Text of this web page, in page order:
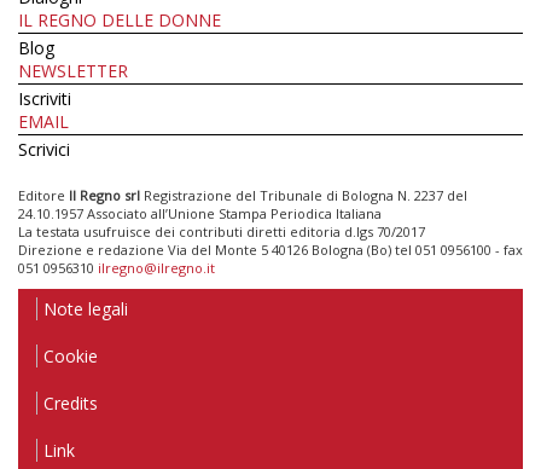
IL REGNO DELLE DONNE
Blog
NEWSLETTER
Iscriviti
EMAIL
Scrivici
Editore Il Regno srl Registrazione del Tribunale di Bologna N. 2237 del
24.10.1957 Associato all’Unione Stampa Periodica Italiana
La testata usufruisce dei contributi diretti editoria d.lgs 70/2017
Direzione e redazione Via del Monte 5 40126 Bologna (Bo) tel 051 0956100 - fax
051 0956310 ilregno@ilregno.it
Note legali
Cookie
Credits
Link